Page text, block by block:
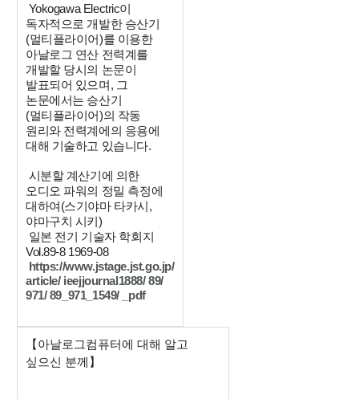
Yokogawa Electric이
독자적으로 개발한 승산기
(멀티플라이어)를 이용한
아날로그 연산 전력계를
개발할 당시의 논문이
발표되어 있으며, 그
논문에서는 승산기
(멀티플라이어)의 작동
원리와 전력계에의 응용에
대해 기술하고 있습니다.
시분할 계산기에 의한
오디오 파워의 정밀 측정에
대하여(스기야마 타카시,
야마구치 시키)
일본 전기 기술자 학회지
Vol.89-8 1969-08
https://www.jstage.jst.go.jp/
article/ ieejjournal1888/ 89/
971/ 89_971_1549/ _pdf
【아날로그컴퓨터에 대해 알고
싶으신 분께】